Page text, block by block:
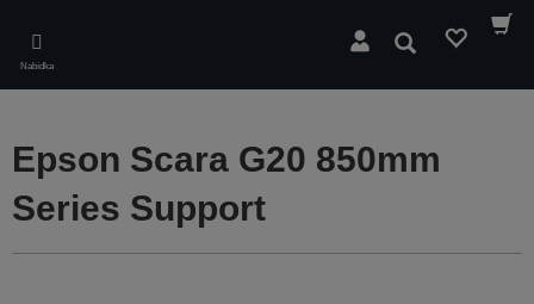
main
content
Nabídka
Hledat
Epson Scara G20 850mm
Series Support